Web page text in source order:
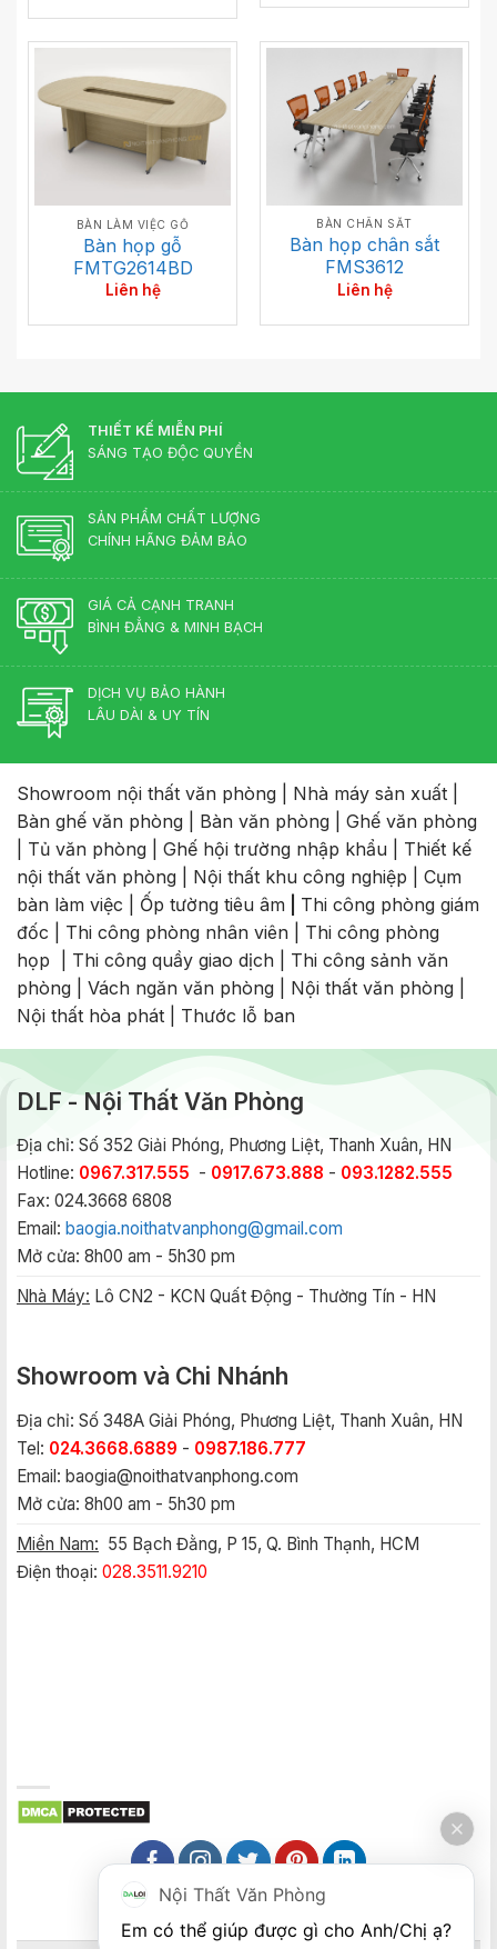
BÀN LÀM VIỆC GỖ
Bàn họp gỗ
FMTG2614BD
Liên hệ
BÀN CHÂN SẮT
Bàn họp chân sắt
FMS3612
Liên hệ
THIẾT KẾ MIỄN PHÍ
SÁNG TẠO ĐỘC QUYỀN
SẢN PHẨM CHẤT LƯỢNG
CHÍNH HÃNG ĐẢM BẢO
GIÁ CẢ CẠNH TRANH
BÌNH ĐẲNG & MINH BẠCH
DỊCH VỤ BẢO HÀNH
LÂU DÀI & UY TÍN
Showroom nội thất văn phòng Nhà máy sản xuất
Bàn ghế văn phòng
Bàn văn phòng
Ghế văn phòng
Tủ văn phòng Ghế hội trường nhập khẩu
Thiết kế
nội thất văn phòng
Nội thất khu công nghiệp
Cụm
bàn làm việc
Ốp tường tiêu âm
Thi công phòng giám
đốc
Thi công phòng nhân viên
Thi công phòng
họp
Thi công quầy giao dịch
Thi công sảnh văn
phòng
Vách ngăn văn phòng Nội thất văn phòng
Nội thất hòa phát
Thước lỗ ban
DLF - Nội Thất Văn Phòng
Địa chỉ: Số 352 Giải Phóng, Phương Liệt, Thanh Xuân, HN
Hotline: 0967.317.555 - 0917.673.888 - 093.1282.555
Fax: 024.3668 6808
Email: baogia.noithatvanphong@gmail.com
Mở cửa: 8h00 am - 5h30 pm
Nhà Máy: Lô CN2 - KCN Quất Động - Thường Tín - HN
Showroom và Chi Nhánh
Địa chỉ: Số 348A Giải Phóng, Phương Liệt, Thanh Xuân, HN
Tel: 024.3668.6889 - 0987.186.777
Email: baogia@noithatvanphong.com
Mở cửa: 8h00 am - 5h30 pm
Miền Nam: 55 Bạch Đằng, P 15, Q. Bình Thạnh, HCM
Điện thoại: 028.3511.9210
Nội Thất Văn Phòng